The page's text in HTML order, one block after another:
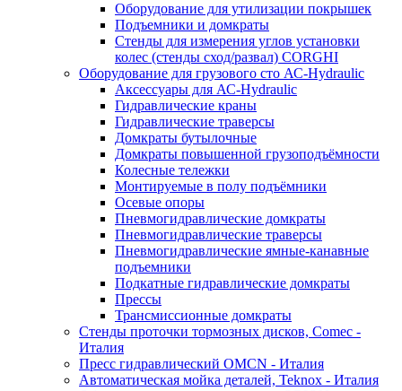
Оборудование для утилизации покрышек
Подъемники и домкраты
Стенды для измерения углов установки
колес (стенды сход/развал) CORGHI
Оборудование для грузового сто АС-Hydraulic
Аксессуары для АС-Hydraulic
Гидравлические краны
Гидравлические траверсы
Домкраты бутылочные
Домкраты повышенной грузоподъёмности
Колесные тележки
Монтируемые в полу подъёмники
Осевые опоры
Пневмогидравлические домкраты
Пневмогидравлические траверсы
Пневмогидравлические ямные-канавные
подъемники
Подкатные гидравлические домкраты
Прессы
Трансмиссионные домкраты
Стенды проточки тормозных дисков, Comec -
Италия
Пресс гидравлический OMCN - Италия
Автоматическая мойка деталей, Teknox - Италия